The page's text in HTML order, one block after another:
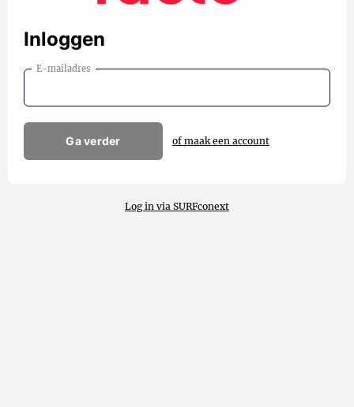
Inloggen
E-mailadres
Ga verder of maak een account
Log in via SURFconext